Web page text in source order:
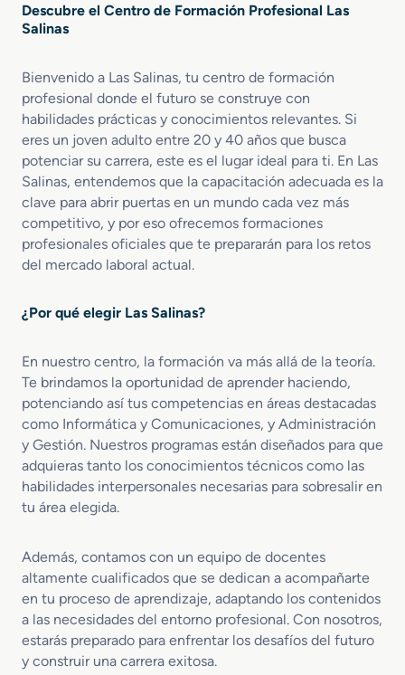
Descubre el Centro de Formación Profesional Las
Salinas
Bienvenido a Las Salinas, tu centro de formación
profesional donde el futuro se construye con
habilidades prácticas y conocimientos relevantes. Si
eres un joven adulto entre 20 y 40 años que busca
potenciar su carrera, este es el lugar ideal para ti. En Las
Salinas, entendemos que la capacitación adecuada es la
clave para abrir puertas en un mundo cada vez más
competitivo, y por eso ofrecemos formaciones
profesionales oficiales que te prepararán para los retos
del mercado laboral actual.
¿Por qué elegir Las Salinas?
En nuestro centro, la formación va más allá de la teoría.
Te brindamos la oportunidad de aprender haciendo,
potenciando así tus competencias en áreas destacadas
como Informática y Comunicaciones, y Administración
y Gestión. Nuestros programas están diseñados para que
adquieras tanto los conocimientos técnicos como las
habilidades interpersonales necesarias para sobresalir en
tu área elegida.
Además, contamos con un equipo de docentes
altamente cualificados que se dedican a acompañarte
en tu proceso de aprendizaje, adaptando los contenidos
a las necesidades del entorno profesional. Con nosotros,
estarás preparado para enfrentar los desafíos del futuro
y construir una carrera exitosa.